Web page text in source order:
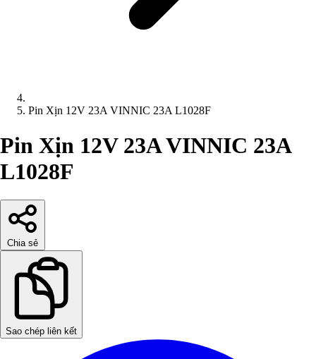
Pin Xịn 12V 23A VINNIC 23A L1028F
Pin Xịn 12V 23A VINNIC 23A
L1028F
Chia sẻ
Sao chép liên kết